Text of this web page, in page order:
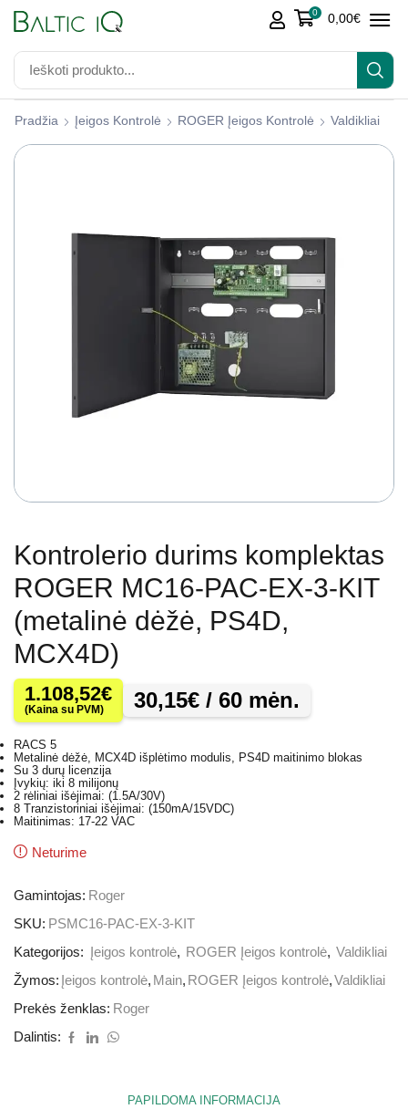
0 0,00€
Pradžia Įeigos Kontrolė ROGER Įeigos Kontrolė Valdikliai
Kontrolerio durims komplektas
ROGER MC16-PAC-EX-3-KIT
(metalinė dėžė, PS4D,
MCX4D)
1.108,52€
(Kaina su PVM) 30,15€ / 60 mėn.
RACS 5
Metalinė dėžė, MCX4D išplėtimo modulis, PS4D maitinimo blokas
Su 3 durų licenzija
Įvykių: iki 8 milijonų
2 rėliniai išėjimai: (1.5A/30V)
8 Tranzistoriniai išėjimai: (150mA/15VDC)
Maitinimas: 17-22 VAC
Neturime
Gamintojas: Roger
SKU: PSMC16-PAC-EX-3-KIT
Kategorijos:
Įeigos kontrolė, ROGER Įeigos kontrolė, Valdikliai
Žymos: Įeigos kontrolė, Main, ROGER Įeigos kontrolė,Valdikliai
Prekės ženklas: Roger
Dalintis:
PAPILDOMA INFORMACIJA